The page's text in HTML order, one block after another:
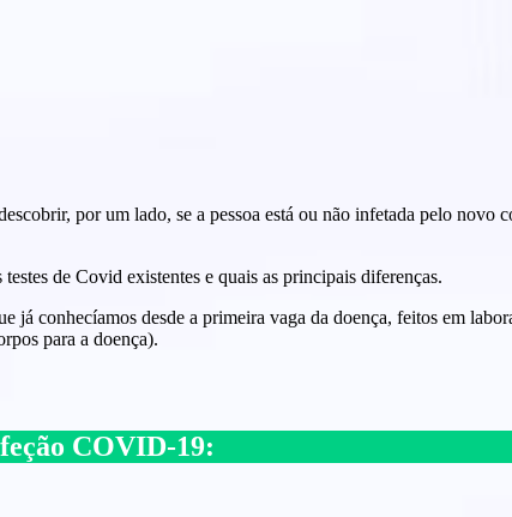
por um lado, se a pessoa está ou não infetada pelo novo
de Covid existentes e quais as principais diferenças.
conhecíamos desde a primeira vaga da doença, feitos em
para a doença).
COVID-19: